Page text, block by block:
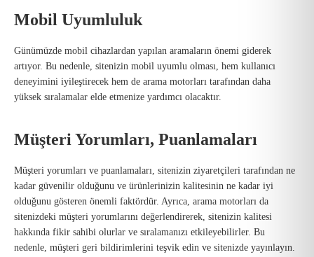
Mobil Uyumluluk
Günümüzde mobil cihazlardan yapılan aramaların önemi giderek
artıyor. Bu nedenle, sitenizin mobil uyumlu olması, hem kullanıcı
deneyimini iyileştirecek hem de arama motorları tarafından daha
yüksek sıralamalar elde etmenize yardımcı olacaktır.
Müşteri Yorumları, Puanlamaları
Müşteri yorumları ve puanlamaları, sitenizin ziyaretçileri tarafından ne
kadar güvenilir olduğunu ve ürünlerinizin kalitesinin ne kadar iyi
olduğunu gösteren önemli faktördür. Ayrıca, arama motorları da
sitenizdeki müşteri yorumlarını değerlendirerek, sitenizin kalitesi
hakkında fikir sahibi olurlar ve sıralamanızı etkileyebilirler. Bu
nedenle, müşteri geri bildirimlerini teşvik edin ve sitenizde yayınlayın.